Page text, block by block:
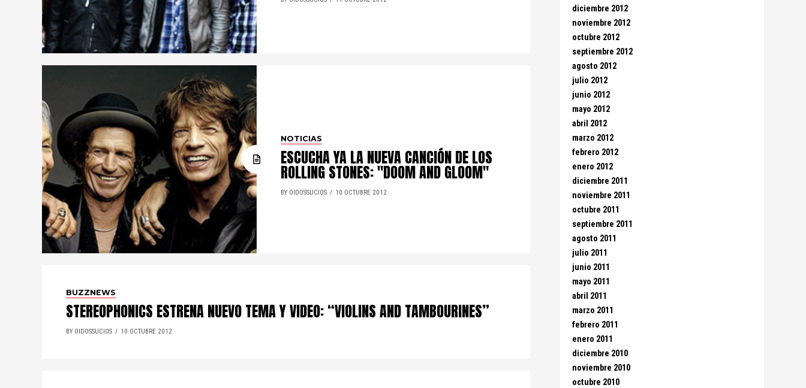
NOTICIAS
ESCUCHA YA LA NUEVA CANCIÓN DE LOS
ROLLING STONES: "DOOM AND GLOOM"
BY OIDOSSUCIOS 10 OCTUBRE 2012
BUZZNEWS
STEREOPHONICS ESTRENA NUEVO TEMA Y VIDEO: “VIOLINS AND TAMBOURINES”
BY OIDOSSUCIOS 10 OCTUBRE 2012
diciembre 2012
noviembre 2012
octubre 2012
septiembre 2012
agosto 2012
julio 2012
junio 2012
mayo 2012
abril 2012
marzo 2012
febrero 2012
enero 2012
diciembre 2011
noviembre 2011
octubre 2011
septiembre 2011
agosto 2011
julio 2011
junio 2011
mayo 2011
abril 2011
marzo 2011
febrero 2011
enero 2011
diciembre 2010
noviembre 2010
octubre 2010